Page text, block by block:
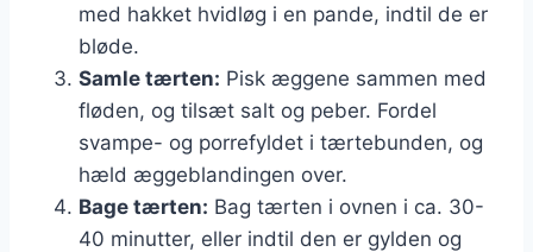
med hakket hvidløg i en pande, indtil de er
bløde.
Samle tærten: Pisk æggene sammen med
fløden, og tilsæt salt og peber. Fordel
svampe- og porrefyldet i tærtebunden, og
hæld æggeblandingen over.
Bage tærten: Bag tærten i ovnen i ca. 30-
40 minutter, eller indtil den er gylden og